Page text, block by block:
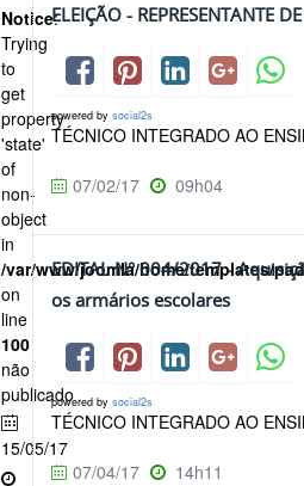
Notice:
Trying
to
get
property
'state'
of
non-
object
in
/var/www/joomla/home/templates/
on
line
100
não
publicado
15/05/17
ELEIÇÃO - REPRESENTANTE
powered bysocial2s
TÉCNICO INTEGRADO AO
07/02/17 09h04
EDITAL N° 004/2017 -
os armários escolares
powered bysocial2s
TÉCNICO INTEGRADO AO
07/04/17 14h11